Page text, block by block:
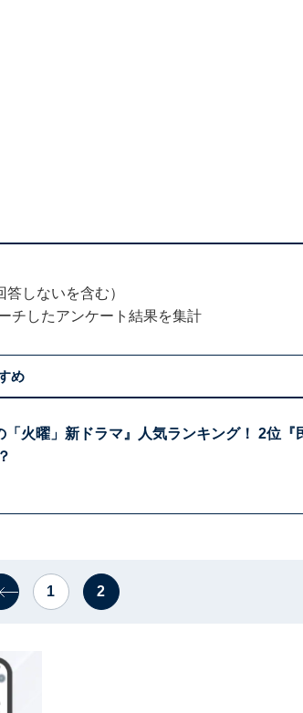
しないを含む）
チしたアンケート結果を集計
め
「火曜」新ドラマ』人気ランキング！ 2位『
1 2